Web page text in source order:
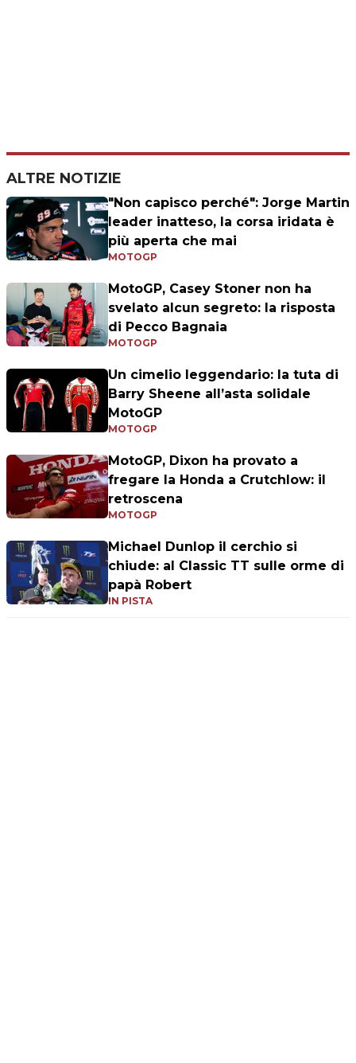
ALTRE NOTIZIE
"Non capisco perché": Jorge Martin
leader inatteso, la corsa iridata è
più aperta che mai
MOTOGP
MotoGP, Casey Stoner non ha
svelato alcun segreto: la risposta
di Pecco Bagnaia
MOTOGP
Un cimelio leggendario: la tuta di
Barry Sheene all’asta solidale
MotoGP
MOTOGP
MotoGP, Dixon ha provato a
fregare la Honda a Crutchlow: il
retroscena
MOTOGP
Michael Dunlop il cerchio si
chiude: al Classic TT sulle orme di
papà Robert
IN PISTA